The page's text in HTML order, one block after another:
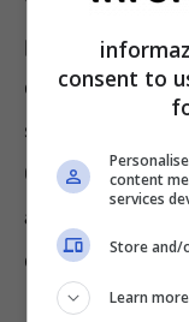
pareri
che pensano
solo uno dei
Covid, e non
a
di prendere la
consent to
content
services
Store and/
Learn more